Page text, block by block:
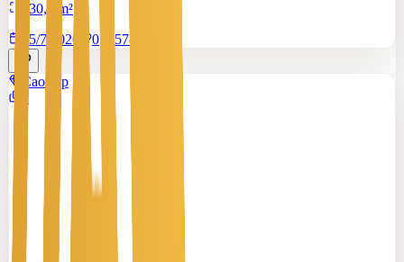
130,2 m²
15/7/2026
0 578
Cao cấp
2